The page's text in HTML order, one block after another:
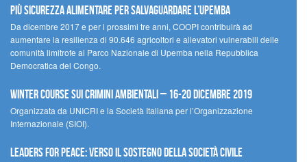
Più sicurezza alimentare per salvaguardare l’Upemba
Da dicembre 2017 e per i prossimi tre anni, COOPI contribuirà ad
aumentare la resilienza di 90.646 agricoltori e allevatori vulnerabili delle
comunità limitrofe al Parco Nazionale di Upemba nella Repubblica
Democratica del Congo.
Winter Course sui Crimini Ambientali – 16-20 Dicembre 2019
Organizzata da UNICRI e la Società Italiana per l’Organizzazione
Internazionale (SIOI).
Leaders for peace: verso il sostegno della società civile